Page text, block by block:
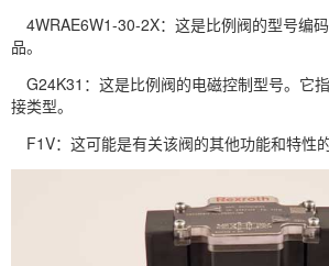
4WRAE6W1-30-2X：这是比例阀的型号编
品。
G24K31：这是比例阀的电磁控制型号。它
接类型。
F1V：这可能是有关该阀的其他功能和特性的